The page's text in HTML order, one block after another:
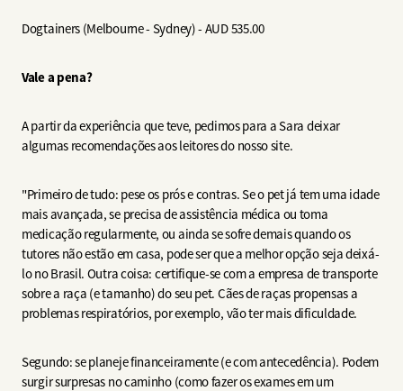
Dogtainers (Melbourne - Sydney) - AUD 535.00
Vale a pena?
A partir da experiência que teve, pedimos para a Sara deixar
algumas recomendações aos leitores do nosso site.
"Primeiro de tudo: pese os prós e contras. Se o pet já tem uma idade
mais avançada, se precisa de assistência médica ou toma
medicação regularmente, ou ainda se sofre demais quando os
tutores não estão em casa, pode ser que a melhor opção seja deixá-
lo no Brasil. Outra coisa: certifique-se com a empresa de transporte
sobre a raça (e tamanho) do seu pet. Cães de raças propensas a
problemas respiratórios, por exemplo, vão ter mais dificuldade.
Segundo: se planeje financeiramente (e com antecedência). Podem
surgir surpresas no caminho (como fazer os exames em um